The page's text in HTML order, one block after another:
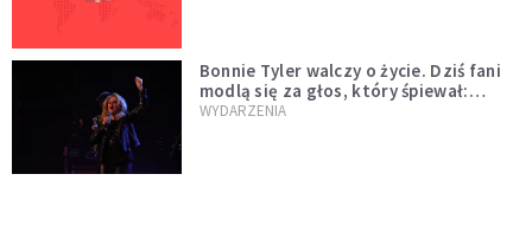
Bonnie Tyler walczy o życie. Dziś fani
modlą się za głos, który śpiewał:
"Lord, help me"
WYDARZENIA